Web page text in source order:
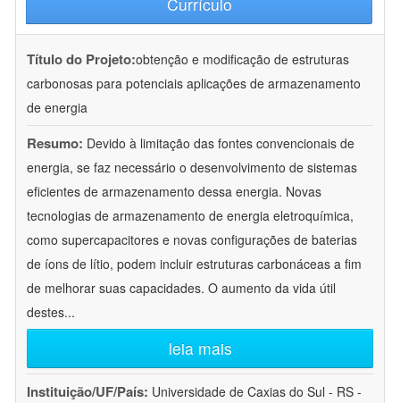
Título do Projeto:obtenção e modificação de estruturas
carbonosas para potenciais aplicações de armazenamento
de energia
Resumo: Devido à limitação das fontes convencionais de
energia, se faz necessário o desenvolvimento de sistemas
eficientes de armazenamento dessa energia. Novas
tecnologias de armazenamento de energia eletroquímica,
como supercapacitores e novas configurações de baterias
de íons de lítio, podem incluir estruturas carbonáceas a fim
de melhorar suas capacidades. O aumento da vida útil
destes...
leia mais
Instituição/UF/País: Universidade de Caxias do Sul - RS -